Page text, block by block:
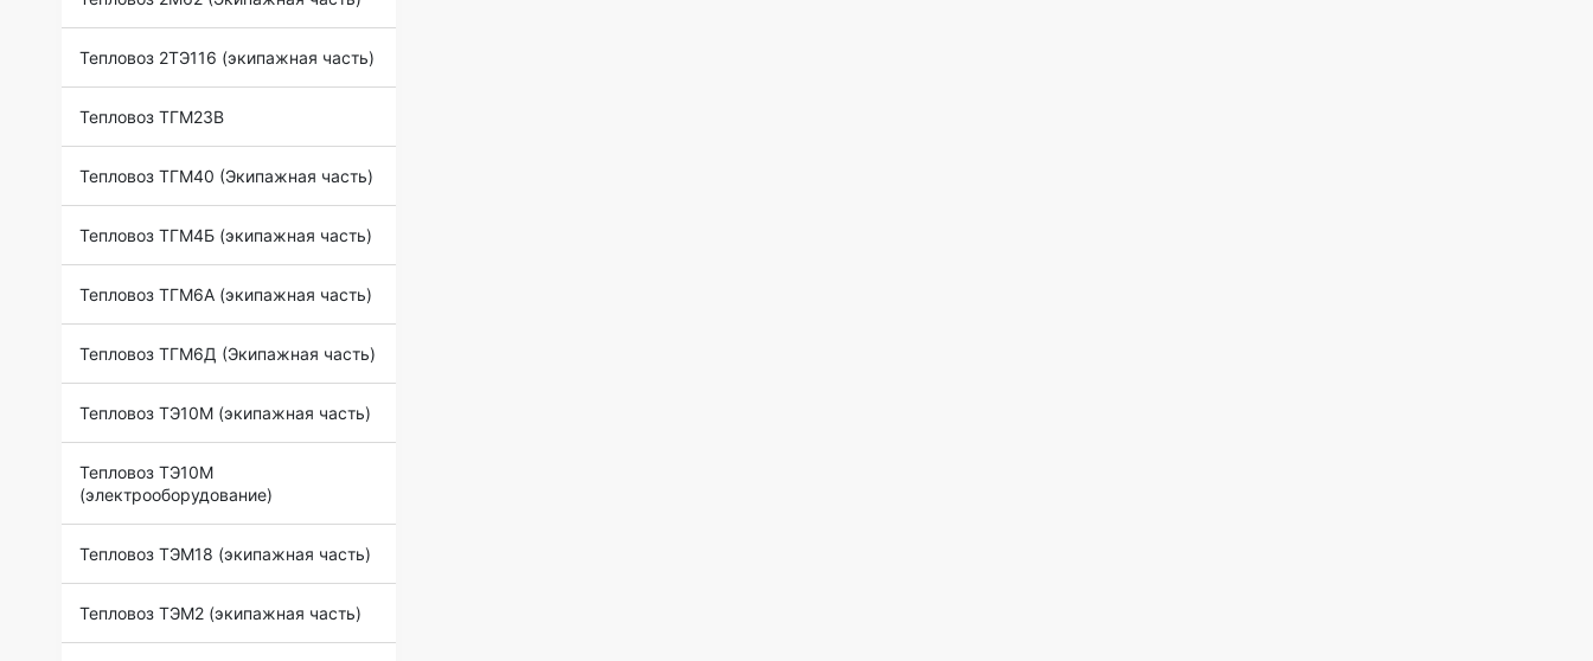
Тепловоз 2ТЭ116 (экипажная часть)
Тепловоз ТГМ23В
Тепловоз ТГМ40 (Экипажная часть)
Тепловоз ТГМ4Б (экипажная часть)
Тепловоз ТГМ6А (экипажная часть)
Тепловоз ТГМ6Д (Экипажная часть)
Тепловоз ТЭ10М (экипажная часть)
Тепловоз ТЭ10М
(электрооборудование)
Тепловоз ТЭМ18 (экипажная часть)
Тепловоз ТЭМ2 (экипажная часть)